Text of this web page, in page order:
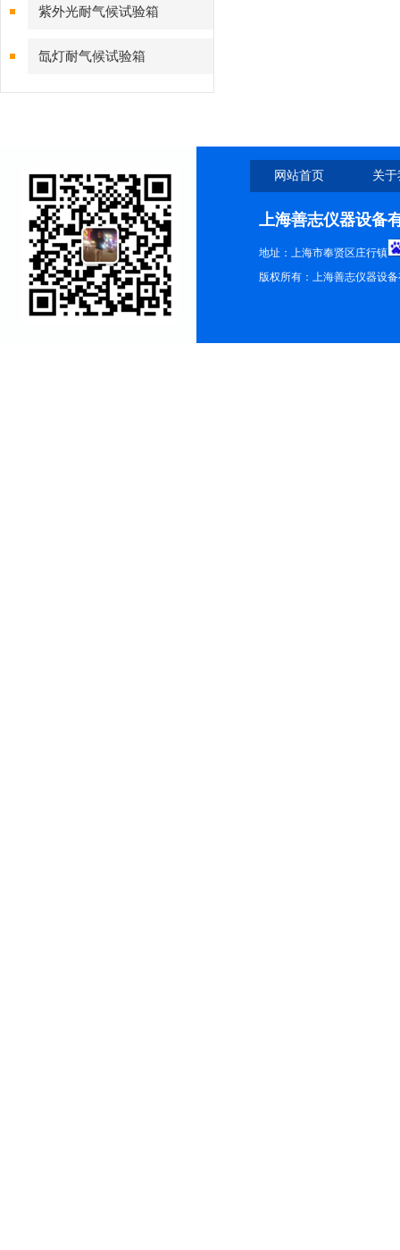
紫外光耐气候试验箱
氙灯耐气候试验箱
网站首页 关
上海善志仪器设备
地址：上海市奉贤区庄行镇
版权所有：上海善志仪器设